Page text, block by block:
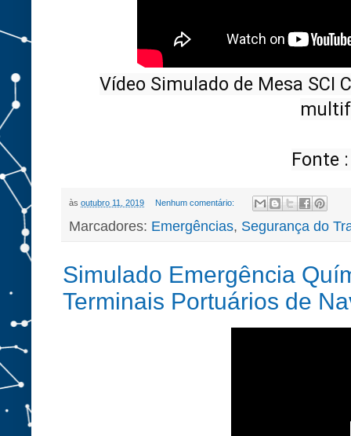
Vídeo Simulado de Mesa SCI
Fonte
às outubro 11, 2019 Nenhum comentário:
Marcadores: Emergências, Segurança do
Simulado Emergência
Terminais Portuários de